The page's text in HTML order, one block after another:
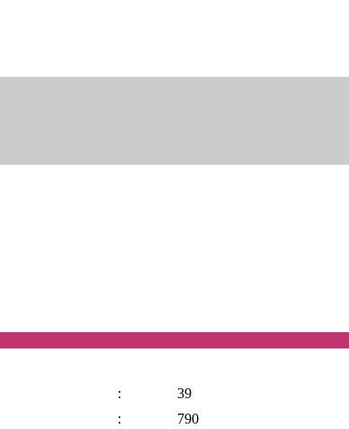
:
39
: 790